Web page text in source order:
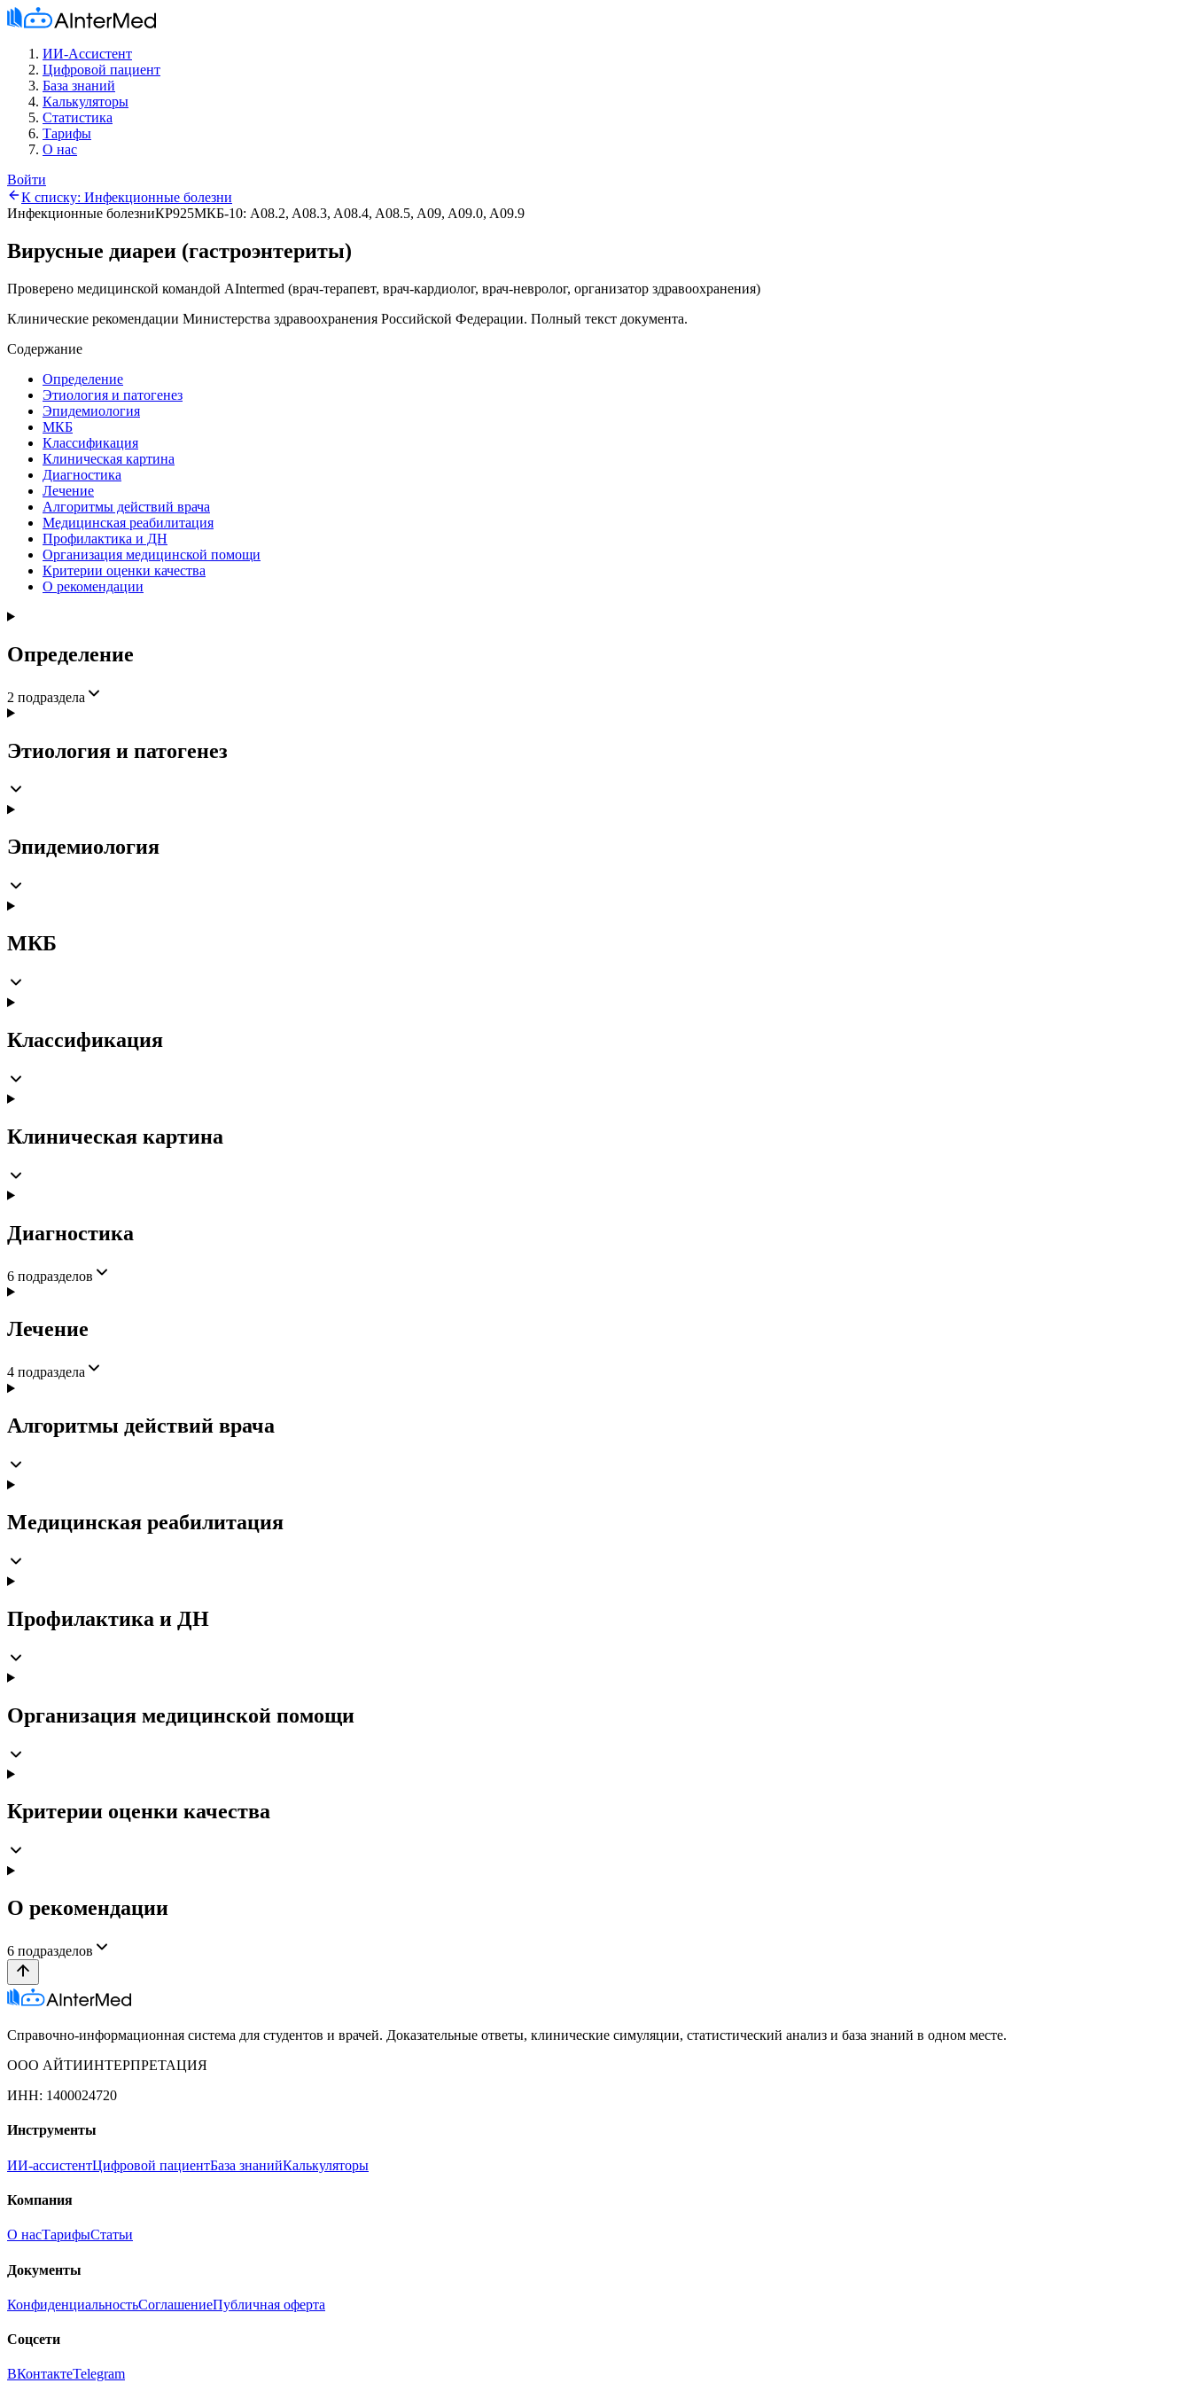
ИИ-Ассистент
Цифровой пациент
База знаний
Калькуляторы
Статистика
Тарифы
О нас
Войти
К списку: Инфекционные болезни
Инфекционные болезниКР925МКБ-10: A08.2, A08.3, A08.4, A08.5, A09, A09.0, A09.9
Вирусные диареи (гастроэнтериты)
Проверено медицинской командой AIntermed (врач-терапевт, врач-кардиолог, врач-невролог, организатор здравоохранения)
Клинические рекомендации Министерства здравоохранения Российской Федерации. Полный текст документа.
Содержание
Определение
Этиология и патогенез
Эпидемиология
МКБ
Классификация
Клиническая картина
Диагностика
Лечение
Алгоритмы действий врача
Медицинская реабилитация
Профилактика и ДН
Организация медицинской помощи
Критерии оценки качества
О рекомендации
Определение
2 подраздела
Этиология и патогенез
Эпидемиология
МКБ
Классификация
Клиническая картина
Диагностика
6 подразделов
Лечение
4 подраздела
Алгоритмы действий врача
Медицинская реабилитация
Профилактика и ДН
Организация медицинской помощи
Критерии оценки качества
О рекомендации
6 подразделов
Справочно-информационная система для студентов и врачей. Доказательные ответы, клинические симуляции, статистический анализ и база знаний в одном месте.
ООО АЙТИИНТЕРПРЕТАЦИЯ
ИНН: 1400024720
Инструменты
ИИ-ассистентЦифровой пациентБаза знанийКалькуляторы
Компания
О насТарифыСтатьи
Документы
КонфиденциальностьСоглашениеПубличная оферта
Соцсети
ВКонтактеTelegram